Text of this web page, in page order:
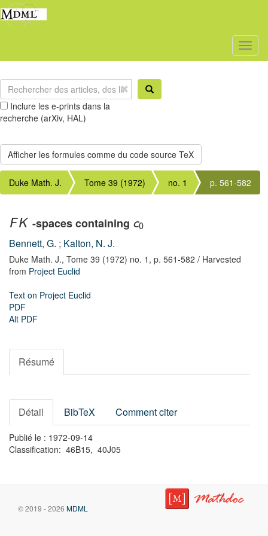
Inclure les e-prints dans la
recherche (arXiv, HAL)
Duke Math. J. Tome 39 (1972) no. 1 p. 561-582
FK -spaces containing c0
Bennett, G. ; Kalton, N. J.
Duke Math. J., Tome 39 (1972) no. 1, p. 561-582 / Harvested
from Project Euclid
Text on Project Euclid
PDF
Alt PDF
Résumé
Détail BibTeX Comment citer
Publié le : 1972-09-14
Classification: 46B15, 40J05
© 2019 - 2026 MDML